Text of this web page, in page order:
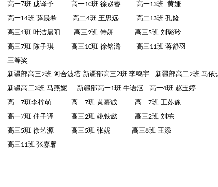
高一7班 戚译予 高一10班 徐赵睿 高一13班 黄婕
高一14班 薛晨希 高二4班 王思远 高二13班 孔篮
高三1班 叶洁晨阳 高三2班 侍妍 高三5班 刘璐玲
高三7班 陈子琪 高三10班 徐铭潞 高三11班 蒋舒羽
三等奖
新疆部高三2班 阿合波塔 新疆部高三2班 李鸣宇 新疆部高二2班 马依
新疆高二3班 马燕妮 新疆部高一1班 牛语涵 高一4班 赵玉婷
高一7班李梓萌 高一7班 黄嘉诚 高一7班 王苏豫
高一7班 仲子译 高三2班 姚钱懿 高三2班 刘栋
高三5班 徐艺源 高三5班 张妮 高三8班 王添
高三11班 张嘉馨